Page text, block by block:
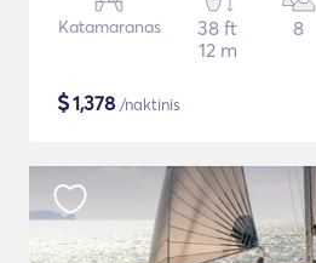
Katamaranas
38 ft
12 m
8
$1,378 /naktinis